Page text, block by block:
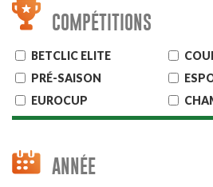
COMPÉTITIONS
BETCLIC ELITE
PRÉ-SAISON
EUROCUP
ANNÉE